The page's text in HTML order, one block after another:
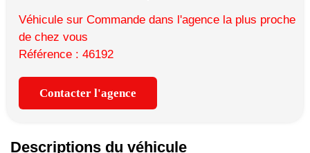
Véhicule sur Commande dans l'agence la plus proche
de chez vous
Référence : 46192
Contacter l'agence
Descriptions du véhicule